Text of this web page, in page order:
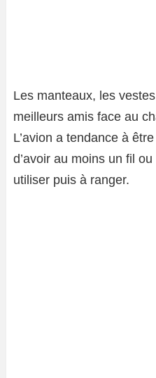
Les manteaux, les
meilleurs amis face au
L’avion a tendance à
d’avoir au moins un fil
utiliser puis à ranger.